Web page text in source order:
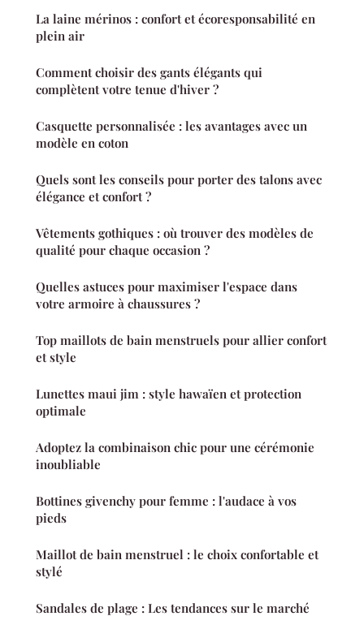
La laine mérinos : confort et écoresponsabilité en
plein air
Comment choisir des gants élégants qui
complètent votre tenue d'hiver ?
Casquette personnalisée : les avantages avec un
modèle en coton
Quels sont les conseils pour porter des talons avec
élégance et confort ?
Vêtements gothiques : où trouver des modèles de
qualité pour chaque occasion ?
Quelles astuces pour maximiser l'espace dans
votre armoire à chaussures ?
Top maillots de bain menstruels pour allier confort
et style
Lunettes maui jim : style hawaïen et protection
optimale
Adoptez la combinaison chic pour une cérémonie
inoubliable
Bottines givenchy pour femme : l'audace à vos
pieds
Maillot de bain menstruel : le choix confortable et
stylé
Sandales de plage : Les tendances sur le marché